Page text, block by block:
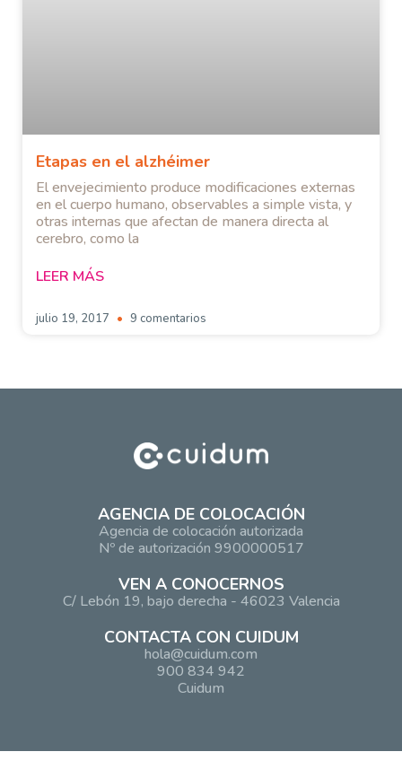
Etapas en el alzhéimer
El envejecimiento produce modificaciones externas
en el cuerpo humano, observables a simple vista, y
otras internas que afectan de manera directa al
cerebro, como la
LEER MÁS
julio 19, 2017 9 comentarios
AGENCIA DE COLOCACIÓN
Agencia de colocación autorizada
Nº de autorización 9900000517
VEN A CONOCERNOS
C/ Lebón 19, bajo derecha - 46023 Valencia
CONTACTA CON CUIDUM
hola@cuidum.com
900 834 942
Cuidum